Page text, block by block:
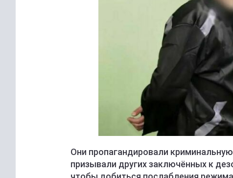
Они пропагандировали
призывали других заключённых к